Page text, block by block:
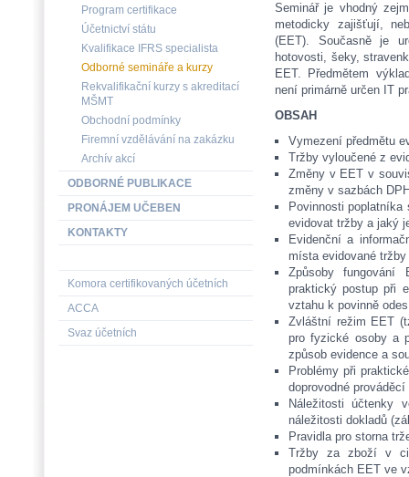
Seminář je vhodný
metodicky zajišťují,
(EET). Současně je
hotovosti, šeky,
EET. Předmětem
není primárně určen IT
OBSAH
Vymezení předmětu
Tržby vyloučené z
Změny v EET v
změny v sazbách
Povinnosti
evidovat tržby a jaký
Evidenční a
místa evidované tržby
Způsoby
praktický postup při
vztahu k povinně
Zvláštní režim EET
pro fyzické osoby a
způsob evidence a
Problémy při
doprovodné
Náležitosti účtenky
náležitosti dokladů
Pravidla pro storna
Tržby za zboží v
podmínkách EET ve
Program certifikace
Účetnictví státu
Kvalifikace IFRS specialista
Odborné semináře a kurzy
Rekvalifikační kurzy s akreditací
MŠMT
Obchodní podmínky
Firemní vzdělávání na zakázku
Archív akcí
ODBORNÉ PUBLIKACE
PRONÁJEM UČEBEN
KONTAKTY
Komora certifikovaných účetních
ACCA
Svaz účetních